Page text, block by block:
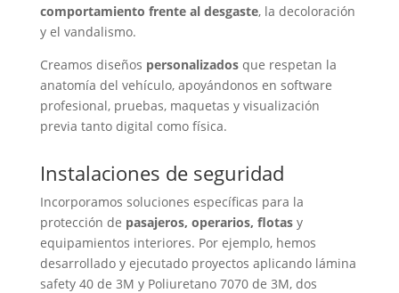
comportamiento frente al desgaste, la decoloración
y el vandalismo.
Creamos diseños personalizadosque respetan la
anatomía del vehículo, apoyándonos en software
profesional, pruebas, maquetas y visualización
previa tanto digital como física.
Instalaciones de seguridad
Incorporamos soluciones específicas para la
protección de pasajeros, operarios, flotasy
equipamientos interiores. Por ejemplo, hemos
desarrollado y ejecutado proyectos aplicando lámina
safety 40 de 3M y Poliuretano 7070 de 3M, dos